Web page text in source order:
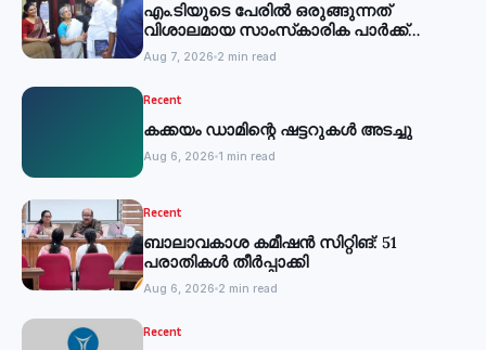
എം.ടിയുടെ പേരില്‍ ഒരുങ്ങുന്നത്
വിശാലമായ സാംസ്‌കാരിക പാര്‍ക്ക്
-മന്ത്രി
Aug 7, 2026 2 min read
Recent
കക്കയം ഡാമിന്റെ ഷട്ടറുകള്‍ അടച്ചു
Aug 6, 2026 1 min read
Recent
ബാലാവകാശ കമീഷന്‍ സിറ്റിങ്: 51
പരാതികള്‍ തീര്‍പ്പാക്കി
Aug 6, 2026 2 min read
Recent